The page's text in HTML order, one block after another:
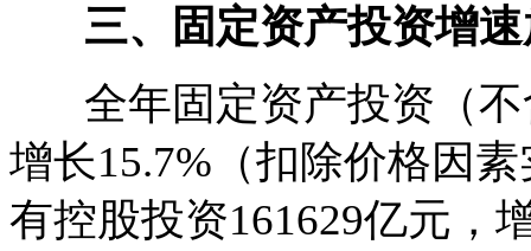
三、固定资产投资增
全年固定资产投资（不
增长15.7%（扣除价格因
有控股投资161629亿元，